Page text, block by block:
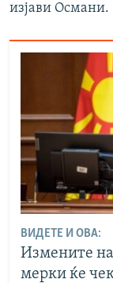
изјави Османи.
ВИДЕТЕ И ОВА:
Измените
мерки ќе